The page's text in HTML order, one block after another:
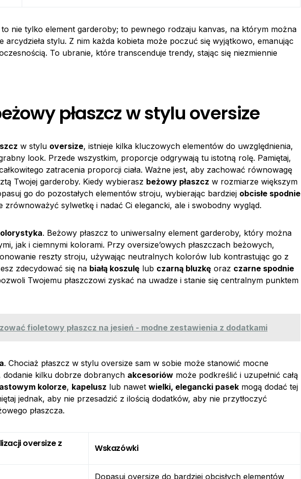
to nie tylko element garderoby; to pewnego rodzaju kanvas, na którym można
arcydzieła stylu. Z nim każda kobieta może poczuć się wyjątkowo, emanując
To ubranie, które transcenduje trendy, stając się niezmiennie
płaszcz w stylu oversize
w stylu oversize, istnieje kilka kluczowych elementów do uwzględnienia,
look. Przede wszystkim, proporcje odgrywają tu istotną rolę. Pamiętaj,
zatracenia proporcji ciała. Ważne jest, aby zachować równowagę
Twojej garderoby. Kiedy wybierasz beżowy płaszcz w rozmiarze większym
go do pozostałych elementów stroju, wybierając bardziej obcisłe spodnie
zrównoważyć sylwetkę i nadać Ci elegancki, ale i swobodny wygląd.
. Beżowy płaszcz to uniwersalny element garderoby, który można
jak i ciemnymi kolorami. Przy oversize’owych płaszczach beżowych,
reszty stroju, używając neutralnych kolorów lub kontrastując go z
zdecydować się na białą koszulę lub czarną bluzkę oraz czarne spodnie
Twojemu płaszczowi zyskać na uwadze i stanie się centralnym punktem
fioletowy płaszcz na jesień - modne zestawienia z dodatkami
. Chociaż płaszcz w stylu oversize sam w sobie może stanowić mocne
kilku dobrze dobranych akcesoriów może podkreślić i uzupełnić całą
kolorze, kapelusz lub nawet wielki, elegancki pasek mogą dodać tej
jednak, aby nie przesadzić z ilością dodatków, aby nie przytłoczyć
płaszcza.
oversize z
Wskazówki
Dopasuj oversize do bardziej obcisłych elementów